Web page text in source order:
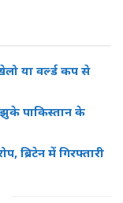
या वर्ल्ड कप से
पाकिस्तान के
ब्रिटेन में गिरफ्तारी